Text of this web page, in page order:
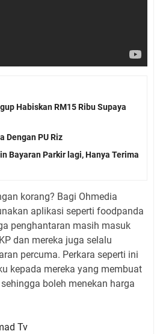
Habiskan RM15 Ribu Supaya
Dengan PU Riz
Bayaran Parkir lagi, Hanya Terima
korang? Bagi Ohmedia
aplikasi seperti foodpanda
penghantaran masih masuk
dan mereka juga selalu
percuma. Perkara seperti ini
kepada mereka yang membuat
boleh menekan harga
Tv